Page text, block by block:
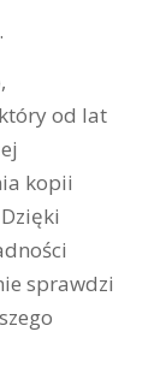
od lat
kopii
sprawdzi